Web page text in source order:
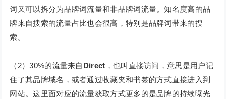
词又可以拆分为品牌词流量和非品牌词流量。知名度高的品
牌来自搜索的流量占比也会很高，特别是品牌词带来的搜
索。
（2）30%的流量来自 Direct ，也叫直接访问，意思是用户记
住了其品牌域名，或者通过收藏夹和书签的方式直接进入到
网站。这里面对应的流量获取方式更多的是品牌的持续曝光